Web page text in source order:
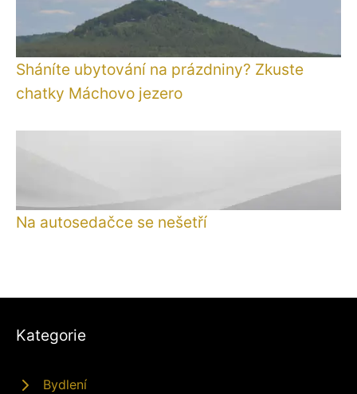
Sháníte ubytování na prázdniny? Zkuste
chatky Máchovo jezero
Na autosedačce se nešetří
Kategorie
Bydlení